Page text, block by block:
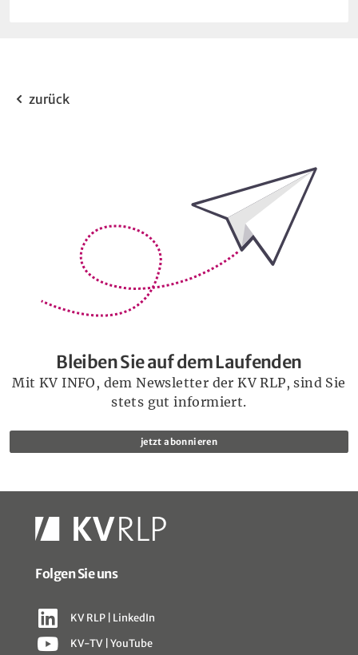
zurück
Bleiben Sie auf dem Laufenden
Mit KV INFO, dem Newsletter der KV RLP, sind Sie
stets gut informiert.
jetzt abonnieren
Folgen Sie uns
KV RLP | LinkedIn
KV-TV | YouTube